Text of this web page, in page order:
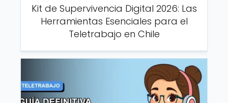
Kit de Supervivencia Digital 2026: Las
Herramientas Esenciales para el
Teletrabajo en Chile